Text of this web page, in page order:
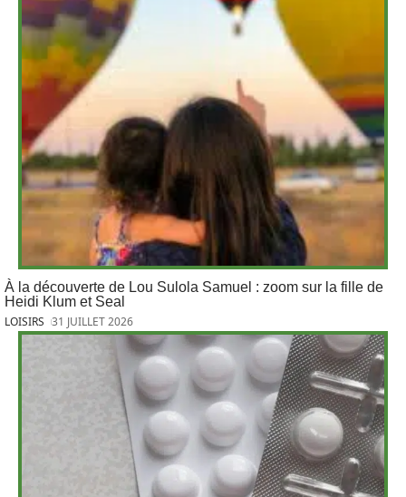
À la découverte de Lou Sulola Samuel : zoom sur la fille de
Heidi Klum et Seal
LOISIRS 31 JUILLET 2026